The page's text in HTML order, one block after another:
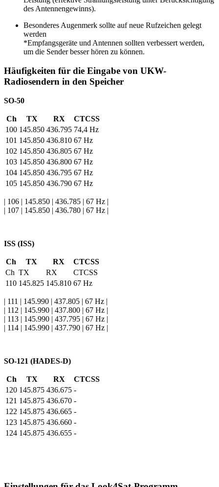
des Antennengewinns).
Besonderes Augenmerk sollte auf neue Rufzeichen gelegt
werden
*Empfangsgeräte und Antennen sollten verbessert werden,
um die Sender besser hören zu können.
Häufigkeiten für die Eingabe von UKW-
Radiosendern in den Speicher
SO-50
Ch TX RX
CTCSS
100 145.850 436.795 74,4 Hz
101 145.850 436.810 67 Hz
102 145.850 436.805 67 Hz
103 145.850 436.800 67 Hz
104 145.850 436.795 67 Hz
105 145.850 436.790 67 Hz
| 106 | 145.850 | 436.785 | 67 Hz |
| 107 | 145.850 | 436.780 | 67 Hz |
ISS (ISS)
Ch TX RX
CTCSS
Ch TX RX
CTCSS
110 145.825 145.810 67 Hz
| 111 | 145.990 | 437.805 | 67 Hz |
| 112 | 145.990 | 437.800 | 67 Hz |
| 113 | 145.990 | 437.795 | 67 Hz |
| 114 | 145.990 | 437.790 | 67 Hz |
SO-121 (HADES-D)
Ch TX RX
CTCSS
120 145.875 436.675 -
121 145.875 436.670 -
122 145.875 436.665 -
123 145.875 436.660 -
124 145.875 436.655 -